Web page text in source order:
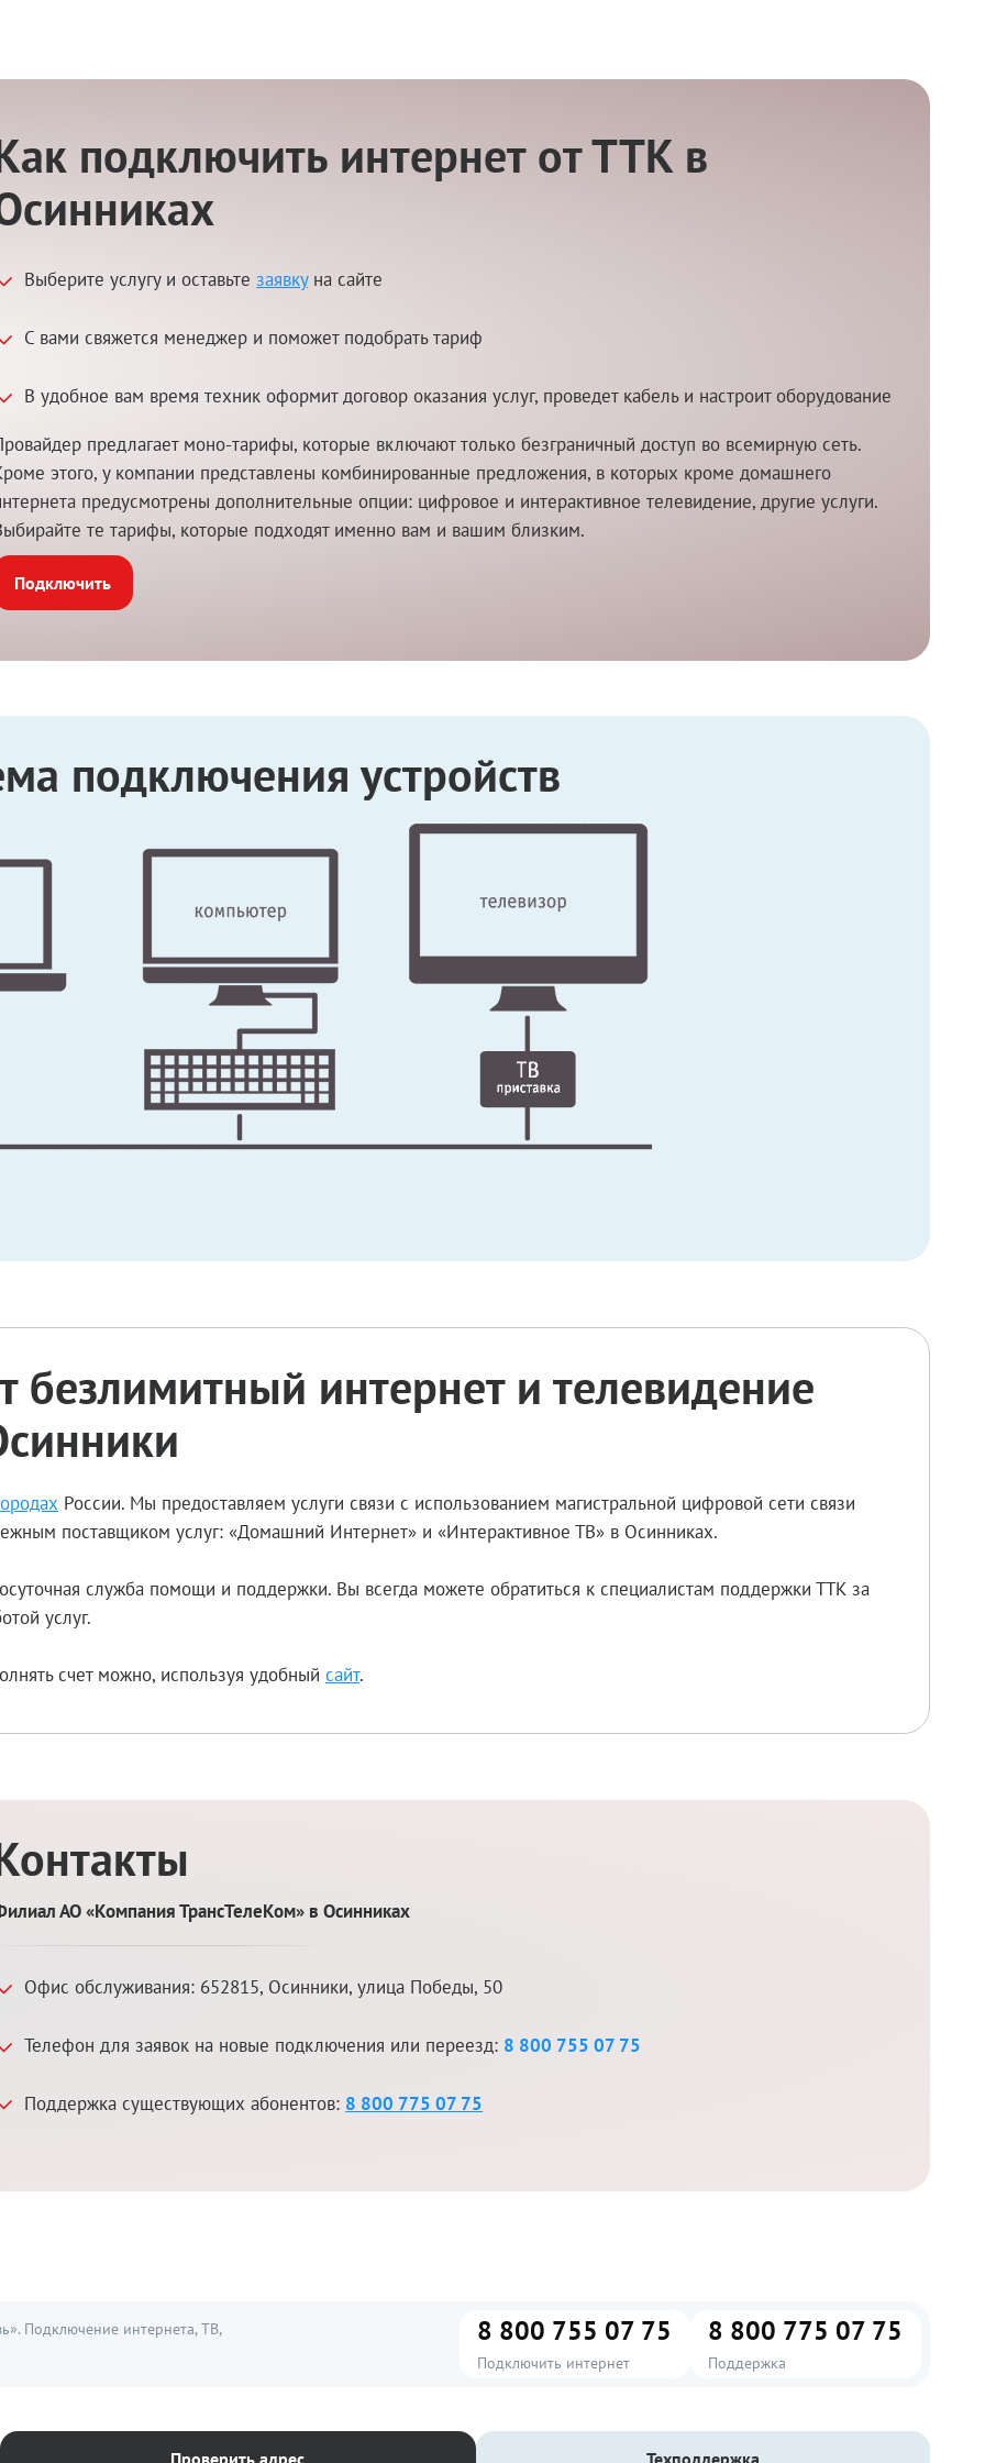
подключить интернет от ТТК в
Выберите услугу и оставьтезаявкуна сайте
С вами свяжется менеджер и поможет подобрать тариф
В удобное вам время техник оформит договор оказания услуг, проведет кабель и настроит оборудование
предлагает моно-тарифы, которые включают только безграничный доступ во всемирную сеть.
этого, у компании представлены комбинированные предложения, в которых кроме домашнего
предусмотрены дополнительные опции: цифровое и интерактивное телевидение, другие услуги.
те тарифы, которые подходят именно вам и вашим близким.
Подключить
подключения устройств
интернет и телевидение
России. Мы предоставляем услуги связи с использованием магистральной цифровой сети связи
поставщиком услуг: «Домашний Интернет» и «Интерактивное ТВ» в Осинниках.
служба помощи и поддержки. Вы всегда можете обратиться к специалистам поддержки ТТК за
услуг.
счет можно, используя удобный сайт.
АО «Компания ТрансТелеКом» в Осинниках
Офис обслуживания: 652815, Осинники,улица Победы, 50
Телефон для заявок на новые подключения или переезд: 8 800 755 07 75
Поддержка существующих абонентов: 8 800 775 07 75
Подключение интернета, ТВ, 8 800 755 07 75
Подключить интернет
8 800 775 07 75
Поддержка